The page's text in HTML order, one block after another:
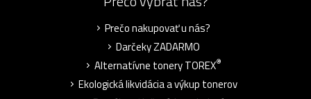
Prečo nakupovať u nás?
Darčeky ZADARMO
Alternatívne tonery TOREX®
Ekologická likvidácia a výkup tonerov